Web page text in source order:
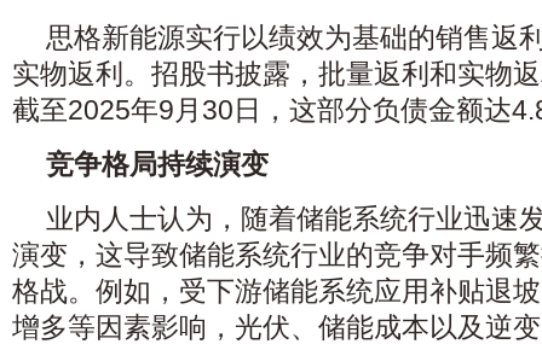
思格新能源实行以绩效为基础的销售返
实物返利。招股书披露，批量返利和实物
截至2025年9月30日，这部分负债金额达
竞争格局持续演变
业内人士认为，随着储能系统行业迅速
演变，这导致储能系统行业的竞争对手频
格战。例如，受下游储能系统应用补贴退
增多等因素影响，光伏、储能成本以及逆